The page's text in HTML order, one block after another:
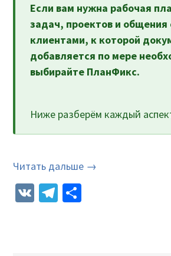
Если вам нужна рабочая
задач, проектов и общения
клиентами, к которой
добавляется по мере
выбирайте ПланФикс.
Ниже разберём каждый
Читать дальше →
VK Telegram